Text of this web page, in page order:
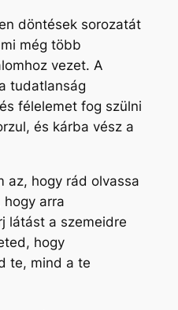
döntések sorozatát
még több
vezet. A
tudatlanság
félelemet fog szülni
és kárba vész a
az, hogy rád olvassa
hogy arra
látást a szemeidre
hogy
te, mind a te